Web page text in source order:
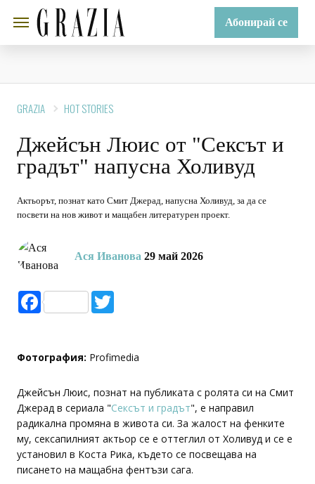
Абонирай се
GRAZIA HOT STORIES
Джейсън Люис от "Сексът и
градът" напусна Холивуд
Актьорът, познат като Смит Джерад, напусна Холивуд, за да се
посвети на нов живот и мащабен литературен проект.
Ася Иванова 29 май 2026
Facebook
Фотография: Profimedia
Джейсън Люис, познат на публиката с ролята си на Смит
Джерад в сериала "Сексът и градът", е направил
радикална промяна в живота си. За жалост на фенките
му, сексапилният актьор се е оттеглил от Холивуд и се е
установил в Коста Рика, където се посвещава на
писането на мащабна фентъзи сага.